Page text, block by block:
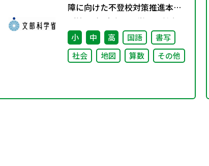
障に向けた不登校対策推進本部
（第4回）安心して学べる魅力あ
る学校づくりの推進に向けた方
向性等について議論
小 中 高 国語
書写
社会
地図 算数 その他